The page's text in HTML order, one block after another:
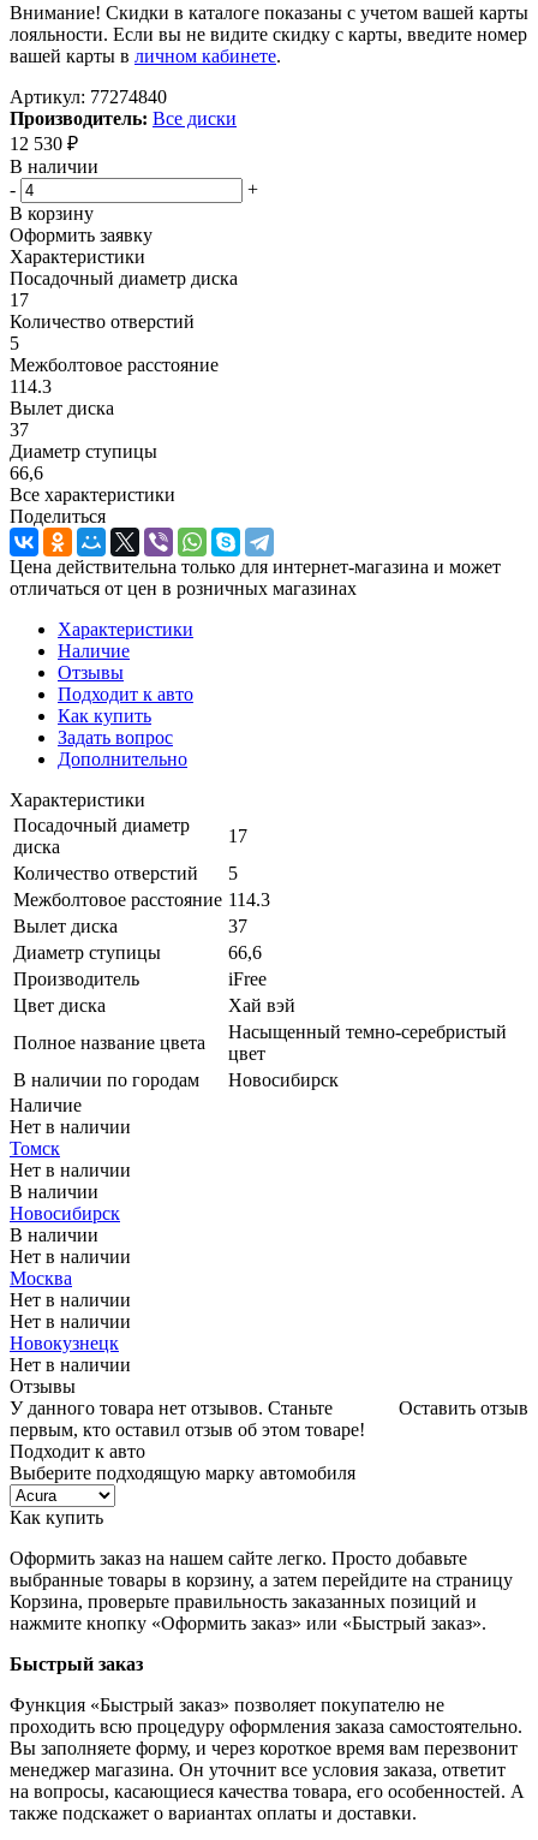
Внимание! Скидки в каталоге показаны с учетом вашей карты
лояльности. Если вы не видите скидку с карты, введите номер
вашей карты в личном кабинете.
Артикул: 77274840
Производитель: Все диски
12 530 ₽
В наличии
-
+
В корзину
Оформить заявку
Характеристики
Посадочный диаметр диска
17
Количество отверстий
5
Межболтовое расстояние
114.3
Вылет диска
37
Диаметр ступицы
66,6
Все характеристики
Поделиться
Цена действительна только для интернет-магазина и может
отличаться от цен в розничных магазинах
Характеристики
Наличие
Отзывы
Подходит к авто
Как купить
Задать вопрос
Дополнительно
Характеристики
Посадочный диаметр
диска
17
Количество отверстий
5
Межболтовое расстояние 114.3
Вылет диска
37
Диаметр ступицы
66,6
Производитель
iFree
Цвет диска
Хай вэй
Полное название цвета
Насыщенный темно-серебристый
цвет
В наличии по городам
Новосибирск
Наличие
Нет в наличии
Томск
Нет в наличии
В наличии
Новосибирск
В наличии
Нет в наличии
Москва
Нет в наличии
Нет в наличии
Новокузнецк
Нет в наличии
Отзывы
Оставить отзыв
У данного товара нет отзывов. Станьте
первым, кто оставил отзыв об этом товаре!
Подходит к авто
Выберите подходящую марку автомобиля
Как купить
Оформить заказ на нашем сайте легко. Просто добавьте
выбранные товары в корзину, а затем перейдите на страницу
Корзина, проверьте правильность заказанных позиций и
нажмите кнопку «Оформить заказ» или «Быстрый заказ».
Быстрый заказ
Функция «Быстрый заказ» позволяет покупателю не
проходить всю процедуру оформления заказа самостоятельно.
Вы заполняете форму, и через короткое время вам перезвонит
менеджер магазина. Он уточнит все условия заказа, ответит
на вопросы, касающиеся качества товара, его особенностей. А
также подскажет о вариантах оплаты и доставки.